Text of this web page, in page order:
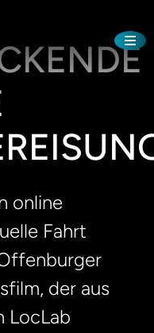
online
Fahrt
der aus
LocLab